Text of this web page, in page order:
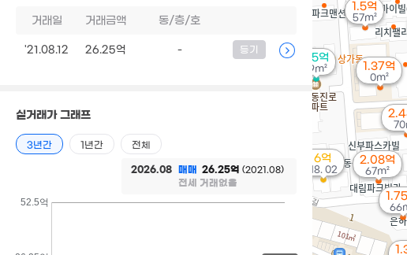
3.5억
79m²
2.08억
67m²
1.5억
57m²
1.37억
0m²
6억
'18. 02
거래일 거래금액 동/층/호
'21.08.12 26.25억 - 등기
실거래가 그래프
3년간 1년간 전체
2026.08 매매 26.25억 (2021.08)
전세 거래없음
52.5억